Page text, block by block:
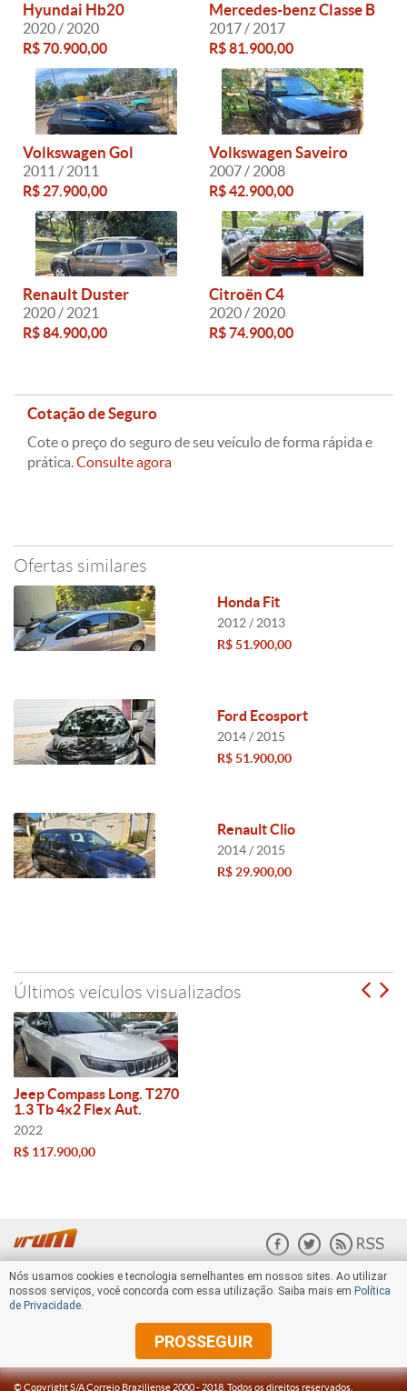
Hyundai Hb20
2020 / 2020
R$ 70.900,00
Mercedes-benz Classe B
2017 / 2017
R$ 81.900,00
Volkswagen Gol
2011 / 2011
R$ 27.900,00
Volkswagen Saveiro
2007 / 2008
R$ 42.900,00
Renault Duster
2020 / 2021
R$ 84.900,00
Citroën C4
2020 / 2020
R$ 74.900,00
Cotação de Seguro
Cote o preço do seguro de seu veículo de forma rápida e
prática.Consulte agora
Ofertas similares
Honda Fit
2012 / 2013
R$ 51.900,00
Ford Ecosport
2014 / 2015
R$ 51.900,00
Renault Clio
2014 / 2015
R$ 29.900,00
Últimos veículos visualizados
Jeep Compass Long. T270
1.3 Tb 4x2 Flex Aut.
2022
R$ 117.900,00
© Copyright S/A Correio Braziliense 2000 -2018. Todos os direitos reservados.
Nós usamos cookies e tecnologia semelhantes em nossos sites. Ao utilizar
nossos serviços, você concorda com essa utilização. Saiba mais em Política
de Privacidade.
PROSSEGUIR